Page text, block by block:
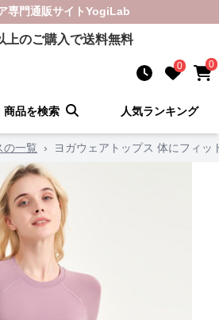
専門通販サイトYogiLab
上のご購入で送料無料
0 0
商品を検索 人気ランキング
の一覧 › ヨガウェアトップス 体にフィ